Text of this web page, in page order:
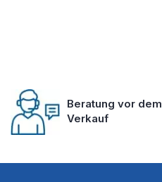
Beratung vor dem
Verkauf